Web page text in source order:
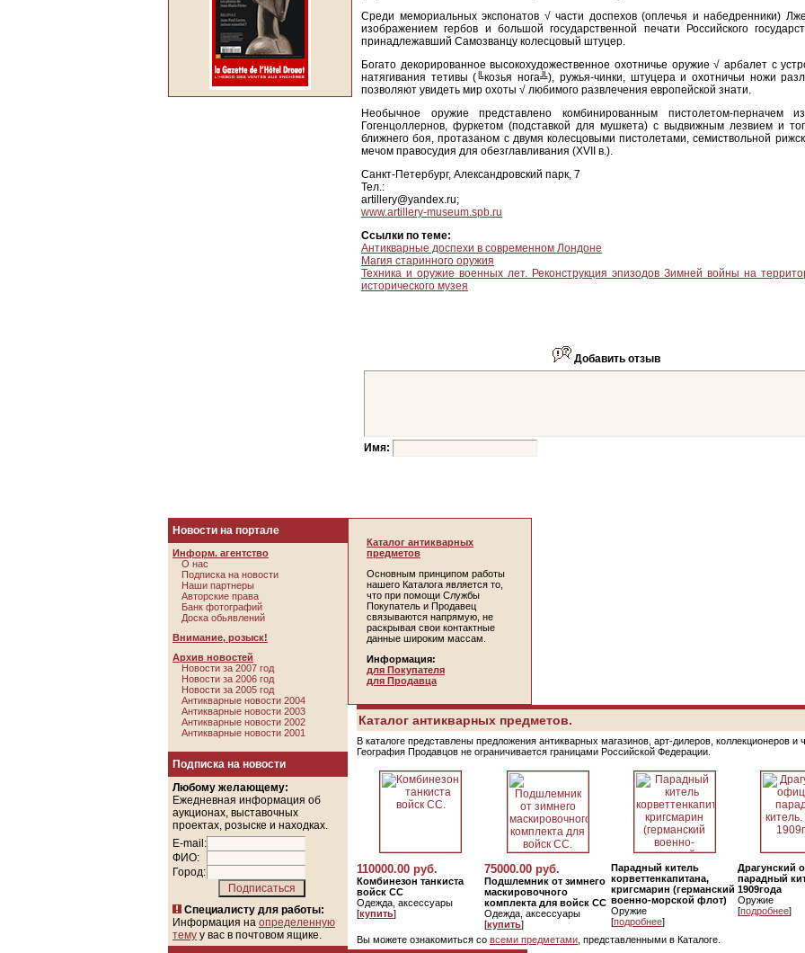
Среди мемориальных экспонатов √ части доспехов (оплечья и набедренники)
изображением гербов и большой государственной печати Российского
принадлежавший Самозванцу колесцовый штуцер.
Богато декорированное высокохудожественное охотничье оружие √ арбалет с
натягивания тетивы (╚козья нога╩), ружья-чинки, штуцера и охотничьи ножи
позволяют увидеть мир охоты √ любимого развлечения европейской знати.
Необычное оружие представлено комбинированным пистолетом-перначем
Гогенцоллернов, фуркетом (подставкой для мушкета) с выдвижным лезвием и
ближнего боя, протазаном с двумя колесцовыми пистолетами, семиствольной
мечом правосудия для обезглавливания (XVII в.).
Санкт-Петербург, Александровский парк, 7
Тел.:
artillery@yandex.ru;
www.artillery-museum.spb.ru
Ссылки по теме:
Антикварные доспехи в современном Лондоне
Магия старинного оружия
Техника и оружие военных лет. Реконструкция эпизодов Зимней войны на
исторического музея
Добавить отзыв
Имя:
Новости на портале
Информ. агентство
О нас
Подписка на новости
Наши партнеры
Авторские права
Банк фотографий
Доска обьявлений
Внимание, розыск!
Архив новостей
Новости за 2007 год
Новости за 2006 год
Новости за 2005 год
Антикварные новости 2004
Антикварные новости 2003
Антикварные новости 2002
Антикварные новости 2001
Подписка на новости
Любому желающему:
Ежедневная информация об
аукционах, выставочных
проектах, розыске и находках.
E-mail:
ФИО:
Город:
Специалисту для работы:
Информация на определенную
тему у вас в почтовом ящике.
Каталог антикварных
предметов
Основным принципом работы
нашего Каталога является то,
что при помощи Службы
Покупатель и Продавец
связываются напрямую, не
раскрывая свои контактные
данные широким массам.
Информация:
для Покупателя
для Продавца
Каталог антикварных предметов.
В каталоге представлены предложения антикварных магазинов, арт-дилеров, коллекционеров и
География Продавцов не ограничивается границами Российской Федерации.
110000.00 руб.
Комбинезон танкиста
войск СС
Одежда, аксессуары
[купить]
75000.00 руб.
Подшлемник от зимнего
маскировочного
комплекта для войск СС
Одежда, аксессуары
[купить]
Парадный китель
корветтенкапитана,
кригсмарин (германский
военно-морской флот)
Оружие
[подробнее]
Драгунский
парадный
1909года
Оружие
[подробнее]
Вы можете ознакомиться со всеми предметами , представленными в Каталоге.